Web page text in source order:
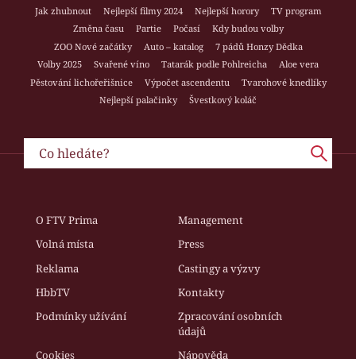
Jak zhubnout Nejlepší filmy 2024 Nejlepší horory
TV program
Změna času
Partie Počasí
Kdy budou volby
ZOO Nové začátky
Auto – katalog
7 pádů Honzy Dědka
Volby 2025
Svařené víno Tatarák podle Pohlreicha
Aloe vera
Pěstování lichořeřišnice
Výpočet ascendentu
Tvarohové knedlíky
Nejlepší palačinky
Švestkový koláč
O FTV Prima
Management
Volná místa
Press
Reklama
Castingy a výzvy
HbbTV
Kontakty
Podmínky užívání
Zpracování osobních
údajů
Cookies
Nápověda